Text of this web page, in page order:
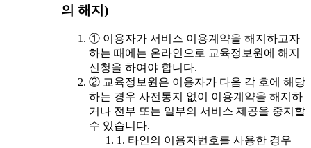
의 해지)
① 이용자가 서비스 이용계약을 해지하고자
하는 때에는 온라인으로 교육정보원에 해지
신청을 하여야 합니다.
② 교육정보원은 이용자가 다음 각 호에 해당
하는 경우 사전통지 없이 이용계약을 해지하
거나 전부 또는 일부의 서비스 제공을 중지할
수 있습니다.
1. 타인의 이용자번호를 사용한 경우